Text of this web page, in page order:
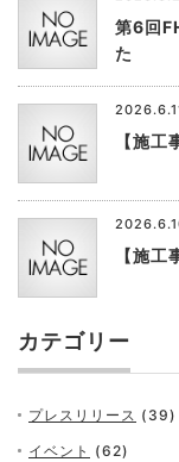
第6回
た
【施
【施
カテゴリー
プレスリリース (39)
イベント (62)